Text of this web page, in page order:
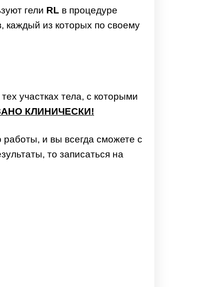
гели RL в процедуре
каждый из которых по своему
тех участках тела, с которыми
КЛИНИЧЕСКИ!
и вы всегда сможете с
то записаться на